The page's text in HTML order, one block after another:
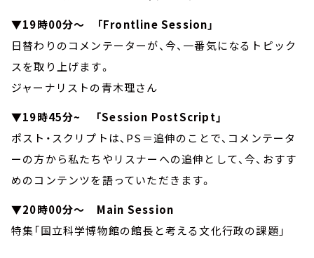
▼19時00分～ 「Frontline Session」
日替わりのコメンテーターが、今、一番気になるトピック
スを取り上げます。
ジャーナリストの青木理さん
▼19時45分~ 「Session PostScript」
ポスト・スクリプトは、PS＝追伸のことで、コメンテータ
ーの方から私たちやリスナーへの追伸として、今、おすす
めのコンテンツを語っていただきます。
▼20時00分～ Main Session
特集「国立科学博物館の館長と考える文化行政の課題」